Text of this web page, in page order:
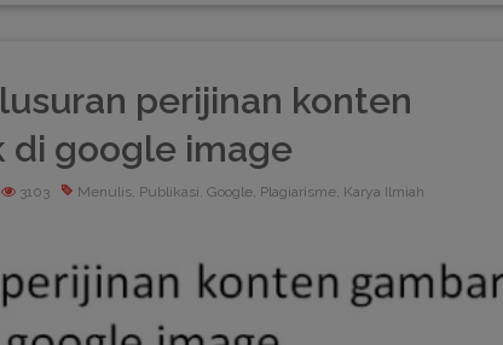
perijinan konten
di google image
3103 Menulis, Publikasi, Google, Plagiarisme, Karya Ilmiah